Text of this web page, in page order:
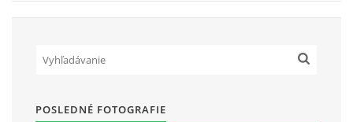
POSLEDNÉ FOTOGRAFIE